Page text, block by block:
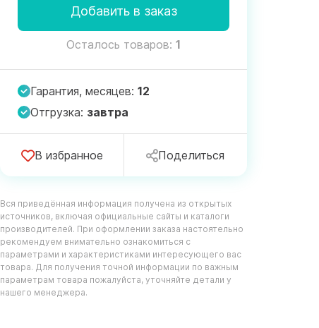
Добавить в заказ
Осталось товаров: 1
Гарантия, месяцев: 12
Отгрузка: завтра
В избранное Поделиться
Вся приведённая информация получена из открытых
источников, включая официальные сайты и каталоги
производителей. При оформлении заказа настоятельно
рекомендуем внимательно ознакомиться с
параметрами и характеристиками интересующего вас
товара. Для получения точной информации по важным
параметрам товара пожалуйста, уточняйте детали у
нашего менеджера.